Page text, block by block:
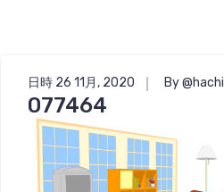
日時 26 11月, 2020 By @hachi
077464